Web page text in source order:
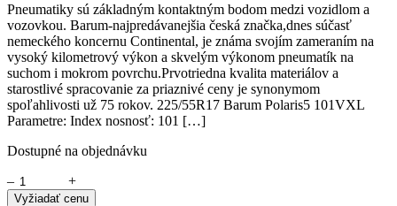
Pneumatiky sú základným kontaktným bodom medzi vozidlom a
vozovkou. Barum-najpredávanejšia česká značka,dnes súčasť
nemeckého koncernu Continental, je známa svojím zameraním na
vysoký kilometrový výkon a skvelým výkonom pneumatík na
suchom i mokrom povrchu.Prvotriedna kvalita materiálov a
starostlivé spracovanie za priaznivé ceny je synonymom
spoľahlivosti už 75 rokov. 225/55R17 Barum Polaris5 101VXL
Parametre: Index nosnosť: 101 […]
Dostupné na objednávku
–
+
Vyžiadať cenu